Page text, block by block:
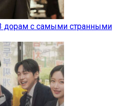
дорам с самыми странными